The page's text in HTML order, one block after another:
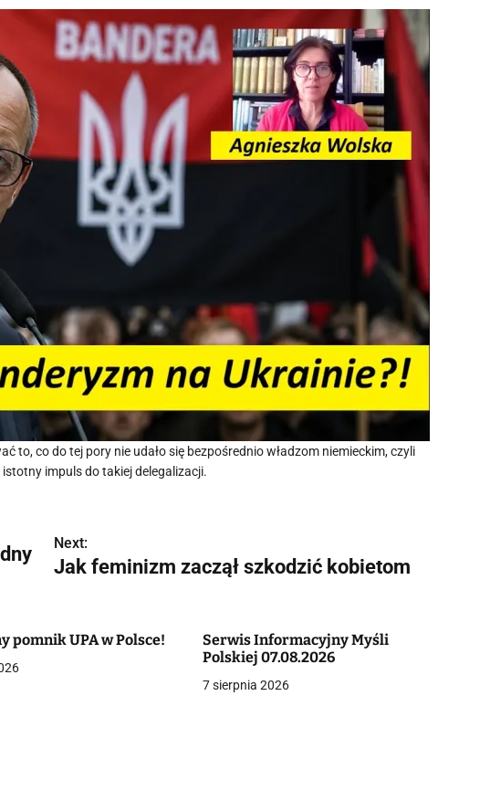
to, co do tej pory nie udało się bezpośrednio władzom niemieckim, czyli
impuls do takiej delegalizacji.
Next:
Jak feminizm zaczął szkodzić kobietom
pomnik UPA w Polsce!
Serwis Informacyjny Myśli
Polskiej 07.08.2026
7 sierpnia 2026